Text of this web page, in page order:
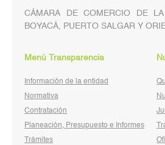
CÁMARA DE COMERCIO DE
BOYACÁ, PUERTO SALGAR Y
Menú Transparencia
Información de la entidad
Normativa
Contratación
Planeación, Presupuesto e Informes
Trámites